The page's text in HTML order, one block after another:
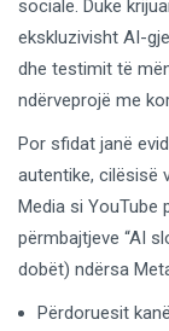
sociale. Duke
ekskluzivisht AI-
dhe testimit të
ndërveprojë me
Por sfidat janë
autentike, cilësisë
Media si YouTube
përmbajtjeve “AI
dobët) ndërsa
Përdoruesit